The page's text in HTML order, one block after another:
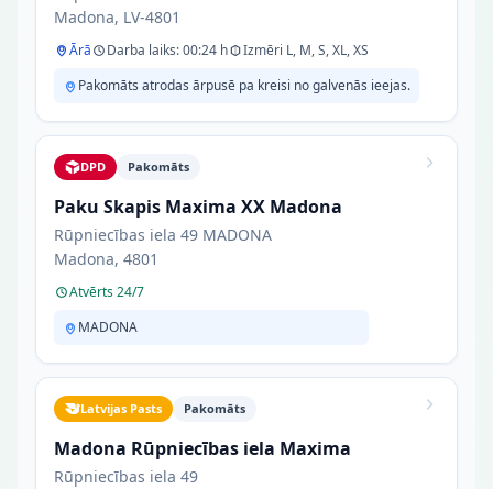
Madona, LV-4801
Ārā Darba laiks: 00:24 h
Izmēri L, M, S, XL, XS
Pakomāts atrodas ārpusē pa kreisi no galvenās ieejas.
DPD Pakomāts
Paku Skapis Maxima XX Madona
Rūpniecības iela 49 MADONA
Madona, 4801
Atvērts 24/7
MADONA
Latvijas Pasts Pakomāts
Madona Rūpniecības iela Maxima
Rūpniecības iela 49